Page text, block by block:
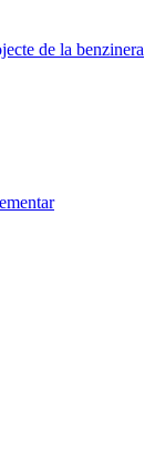
de la benzinera